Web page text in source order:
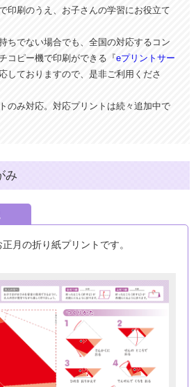
印刷のうえ、お子さんの学習にお役立て
ちでない場合でも、全国の対応するコン
コピー機で印刷ができる『eプリントサー
しておりますので、是非ご利用くださ
のみ対応。対応プリントは続々追加中で
み
月の折り紙プリントです。